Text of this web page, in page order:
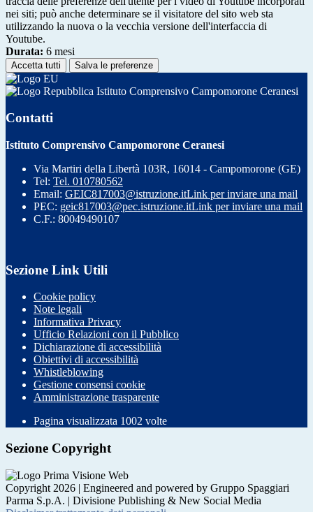
nei siti; può anche determinare se il visitatore del sito web sta
utilizzando la nuova o la vecchia versione dell'interfaccia di
Youtube.
Durata: 6 mesi
Accetta tutti Salva le preferenze
Istituto Comprensivo Campomorone Ceranesi
Contatti
Istituto Comprensivo Campomorone Ceranesi
Via Martiri della Libertà 103R, 16014 - Campomorone (GE)
Tel: Tel. 010780562
Email: GEIC817003@istruzione.itLink per inviare una mail
PEC: geic817003@pec.istruzione.itLink per inviare una mail
C.F.: 80049490107
Sezione Link Utili
Cookie policy
Note legali
Informativa Privacy
Ufficio Relazioni con il Pubblico
Dichiarazione di accessibilità
Obiettivi di accessibilità
Whistleblowing
Gestione consensi cookie
Amministrazione trasparente
Pagina visualizzata 1002 volte
Sezione Copyright
Copyright 2026 | Engineered and powered by Gruppo Spaggiari
Parma S.p.A. | Divisione Publishing & New Social Media